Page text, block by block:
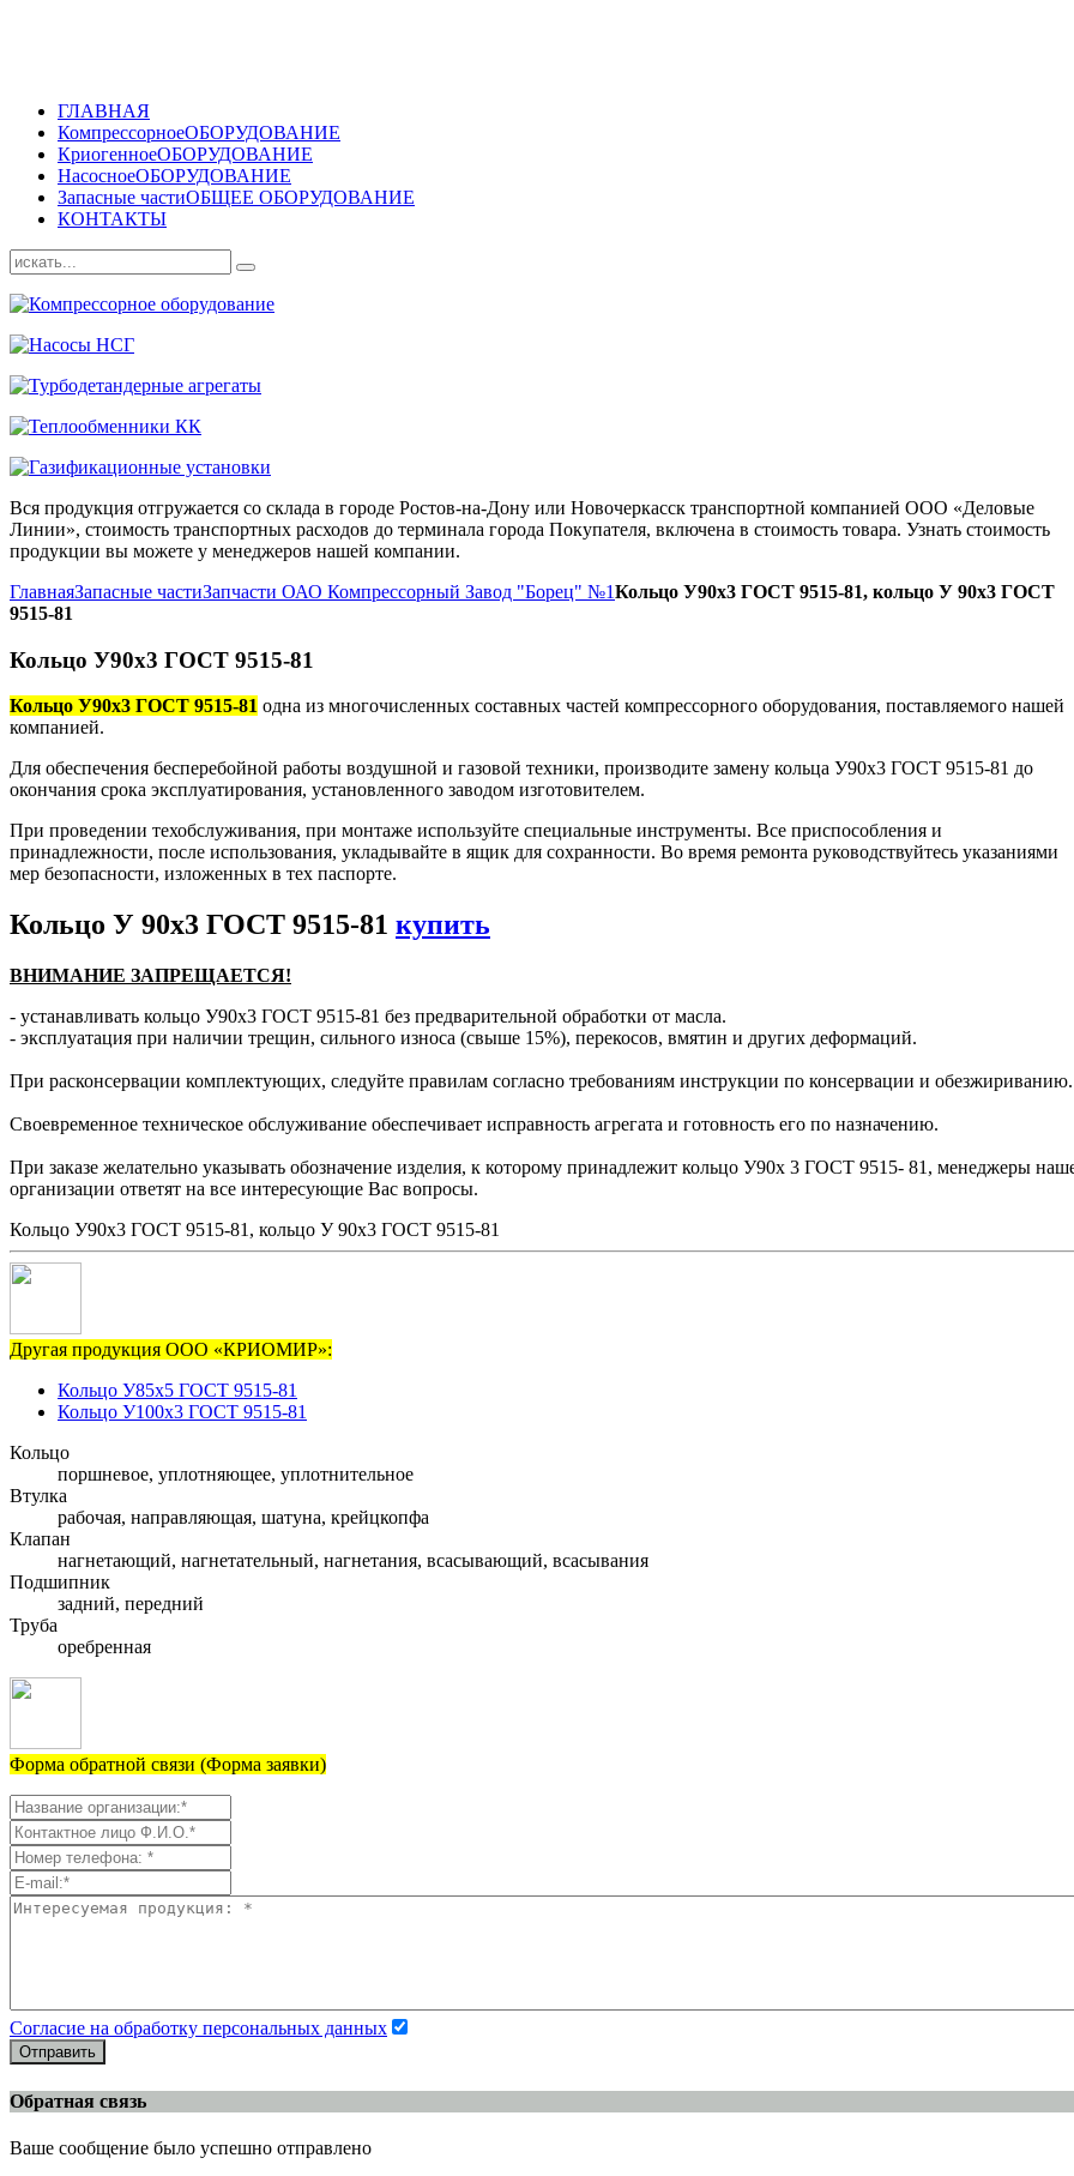
ГЛАВНАЯ
КомпрессорноеОБОРУДОВАНИЕ
КриогенноеОБОРУДОВАНИЕ
НасосноеОБОРУДОВАНИЕ
Запасные частиОБЩЕЕ ОБОРУДОВАНИЕ
КОНТАКТЫ
Вся продукция отгружается со склада в городе Ростов-на-Дону или Новочеркасск транспортной компанией ООО «Деловые
Линии», стоимость транспортных расходов до терминала города Покупателя, включена в стоимость товара. Узнать стоимость
продукции вы можете у менеджеров нашей компании.
ГлавнаяЗапасные частиЗапчасти ОАО Компрессорный Завод "Борец" №1Кольцо У90х3 ГОСТ 9515-81, кольцо У 90х3 ГОСТ
9515-81
Кольцо У90х3 ГОСТ 9515-81
Кольцо У90х3 ГОСТ 9515-81 одна из многочисленных составных частей компрессорного оборудования, поставляемого нашей
компанией.
Для обеспечения бесперебойной работы воздушной и газовой техники, производите замену кольца У90х3 ГОСТ 9515-81 до
окончания срока эксплуатирования, установленного заводом изготовителем.
При проведении техобслуживания, при монтаже используйте специальные инструменты. Все приспособления и
принадлежности, после использования, укладывайте в ящик для сохранности. Во время ремонта руководствуйтесь указаниями
мер безопасности, изложенных в тех паспорте.
Кольцо У 90х3 ГОСТ 9515-81 купить
ВНИМАНИЕ ЗАПРЕЩАЕТСЯ!
- устанавливать кольцо У90х3 ГОСТ 9515-81 без предварительной обработки от масла.
- эксплуатация при наличии трещин, сильного износа (свыше 15%), перекосов, вмятин и других деформаций.
При расконсервации комплектующих, следуйте правилам согласно требованиям инструкции по консервации и обезжириванию.
Своевременное техническое обслуживание обеспечивает исправность агрегата и готовность его по назначению.
При заказе желательно указывать обозначение изделия, к которому принадлежит кольцо У90х 3 ГОСТ 9515- 81, менеджеры
организации ответят на все интересующие Вас вопросы.
Кольцо У90х3 ГОСТ 9515-81, кольцо У 90х3 ГОСТ 9515-81
Другая продукция ООО «КРИОМИР»:
Кольцо У85х5 ГОСТ 9515-81
Кольцо У100х3 ГОСТ 9515-81
Кольцо
поршневое, уплотняющее, уплотнительное
Втулка
рабочая, направляющая, шатуна, крейцкопфа
Клапан
нагнетающий, нагнетательный, нагнетания, всасывающий, всасывания
Подшипник
задний, передний
Труба
оребренная
Форма обратной связи (Форма заявки)
Согласие на обработку персональных данных
Отправить
Обратная связь
Ваше сообщение было успешно отправлено